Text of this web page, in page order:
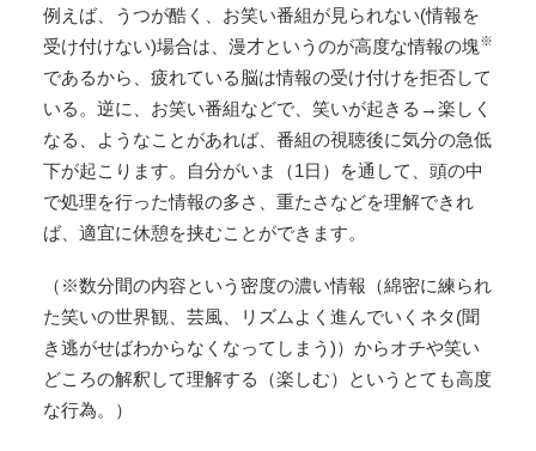
例えば、うつが酷く、お笑い番組が見られない(情報を
受け付けない)場合は、漫才というのが高度な情報の塊※
であるから、疲れている脳は情報の受け付けを拒否して
いる。逆に、お笑い番組などで、笑いが起きる→楽しく
なる、ようなことがあれば、番組の視聴後に気分の急低
下が起こります。自分がいま（1日）を通して、頭の中
で処理を行った情報の多さ、重たさなどを理解できれ
ば、適宜に休憩を挟むことができます。
（※数分間の内容という密度の濃い情報（綿密に練られ
た笑いの世界観、芸風、リズムよく進んでいくネタ(聞
き逃がせばわからなくなってしまう)）からオチや笑い
どころの解釈して理解する（楽しむ）というとても高度
な行為。）